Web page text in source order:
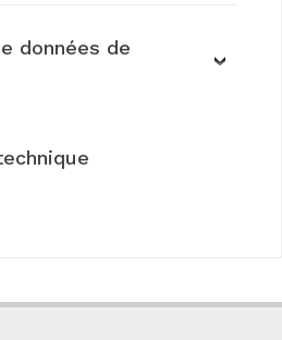
données de